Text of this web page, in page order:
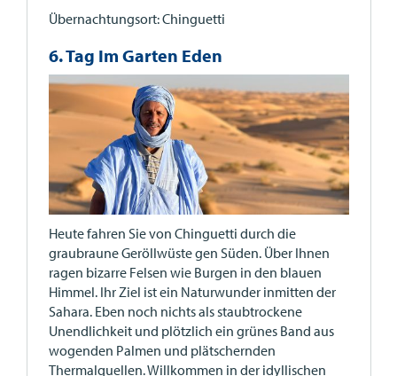
Übernachtungsort: Chinguetti
6. Tag Im Garten Eden
Heute fahren Sie von Chinguetti durch die
graubraune Geröllwüste gen Süden. Über Ihnen
ragen bizarre Felsen wie Burgen in den blauen
Himmel. Ihr Ziel ist ein Naturwunder inmitten der
Sahara. Eben noch nichts als staubtrockene
Unendlichkeit und plötzlich ein grünes Band aus
wogenden Palmen und plätschernden
Thermalquellen. Willkommen in der idyllischen